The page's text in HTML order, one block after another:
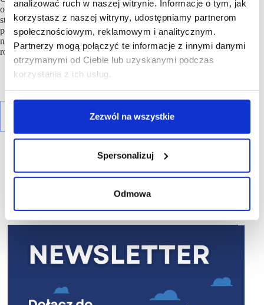
analizować ruch w naszej witrynie. Informacje o tym, jak
korzystasz z naszej witryny, udostępniamy partnerom
społecznościowym, reklamowym i analitycznym.
Partnerzy mogą połączyć te informacje z innymi danymi
otrzymanymi od Ciebie lub uzyskanymi podczas
korzystania z ich usług.
Zezwól na wszystkie
Spersonalizuj
Odmowa
o środowisko naturalne. Strategia Dekarbonizacji Grupy InPost
stanowi integralne uzupełnienie strategii biznesowej. InPost
przystąpił do inicjatywy SBTi i jako jeden z pierwszych
na polskim rynku, zamierza osiągnąć NET-ZERO do 2040
roku.